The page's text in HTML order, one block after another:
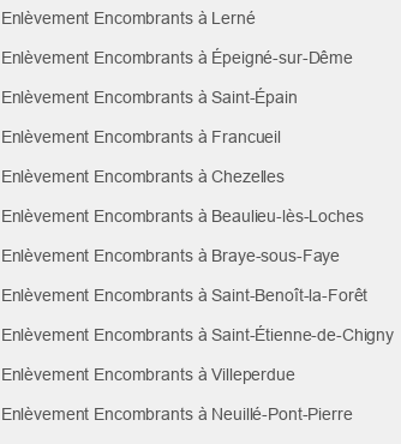
Enlèvement Encombrants à Lerné
Enlèvement Encombrants à Épeigné-sur-Dême
Enlèvement Encombrants à Saint-Épain
Enlèvement Encombrants à Francueil
Enlèvement Encombrants à Chezelles
Enlèvement Encombrants à Beaulieu-lès-Loches
Enlèvement Encombrants à Braye-sous-Faye
Enlèvement Encombrants à Saint-Benoît-la-Forêt
Enlèvement Encombrants à Saint-Étienne-de-Chigny
Enlèvement Encombrants à Villeperdue
Enlèvement Encombrants à Neuillé-Pont-Pierre